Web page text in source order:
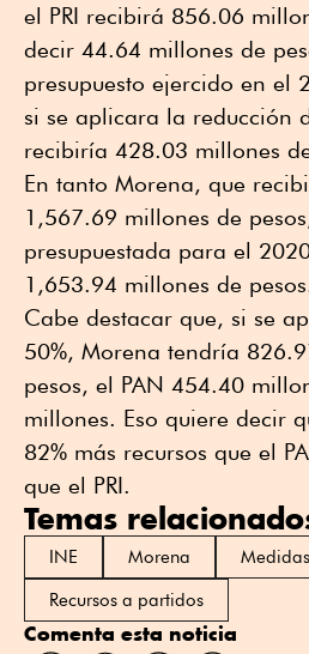
el PRI recibirá 856.06
decir 44.64 millones de
presupuesto ejercido en el
si se aplicara la reducción
recibiría 428.03 millones
En tanto Morena, que
1,567.69 millones de
presupuestada para el
1,653.94 millones de
Cabe destacar que, si se
50%, Morena tendría
pesos, el PAN 454.40
millones. Eso quiere decir
82% más recursos que el
que el PRI.
Temas
INE Morena
Recursos a partidos
Comenta esta noticia